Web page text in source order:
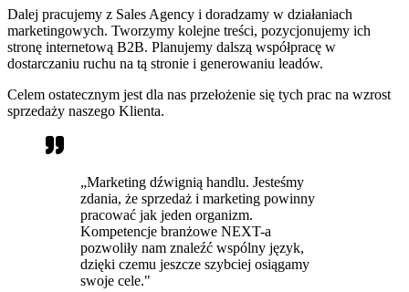
Dalej pracujemy z Sales Agency i doradzamy w działaniach
marketingowych. Tworzymy kolejne treści, pozycjonujemy ich
stronę internetową B2B. Planujemy dalszą współpracę w
dostarczaniu ruchu na tą stronie i generowaniu leadów.
Celem ostatecznym jest dla nas przełożenie się tych prac na wzrost
sprzedaży naszego Klienta.
„Marketing dźwignią handlu. Jesteśmy
zdania, że sprzedaż i marketing powinny
pracować jak jeden organizm.
Kompetencje branżowe NEXT-a
pozwoliły nam znaleźć wspólny język,
dzięki czemu jeszcze szybciej osiągamy
swoje cele."